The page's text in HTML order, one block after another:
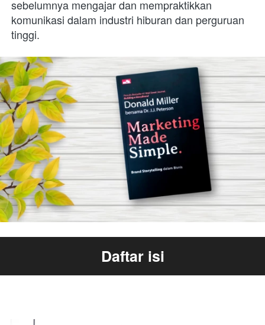
sebelumnya mengajar dan mempraktikkan
komunikasi dalam industri hiburan dan perguruan
tinggi.
Daftar isi